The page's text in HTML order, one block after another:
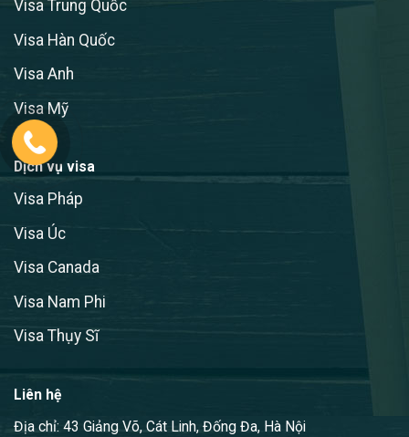
Visa Trung Quốc
Visa Hàn Quốc
Visa Anh
Visa Mỹ
Dịch vụ visa
Visa Pháp
Visa Úc
Visa Canada
Visa Nam Phi
Visa Thụy Sĩ
Liên hệ
Địa chỉ: 43 Giảng Võ, Cát Linh, Đống Đa, Hà Nội